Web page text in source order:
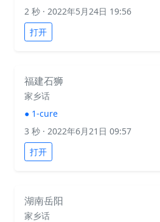
2 秒 · 2022年5月24日 19:56
打开
福建石狮
家乡话
● 1-cure
3 秒 · 2022年6月21日 09:57
打开
湖南岳阳
家乡话